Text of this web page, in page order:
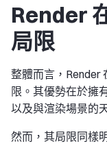
Render
局限
整體而言，Render
限。其優勢在於擁
以及與渲染場景的
然而，其局限同樣